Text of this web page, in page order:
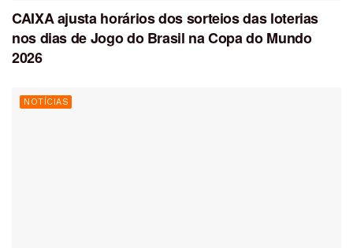
CAIXA ajusta horários dos sorteios das loterias
nos dias de Jogo do Brasil na Copa do Mundo
2026
NOTÍCIAS